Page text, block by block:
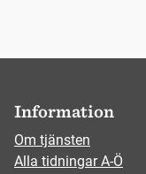
Information
Om tjänsten
Alla tidningar A-Ö